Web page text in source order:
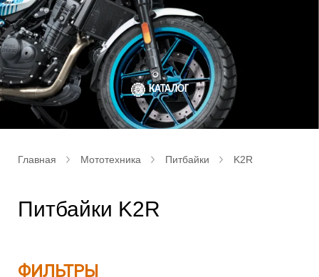
КАТАЛОГ
Главная Мототехника Питбайки K2R
Питбайки K2R
ФИЛЬТРЫ